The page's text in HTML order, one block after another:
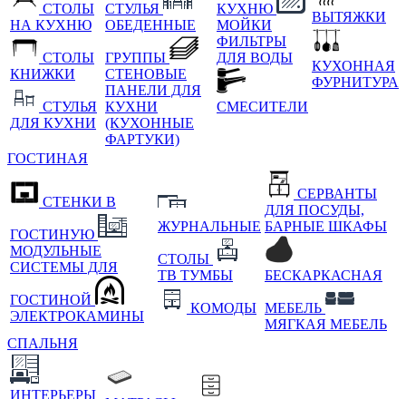
СТОЛЫ
НА КУХНЮ
СТОЛЫ
КНИЖКИ
СТУЛЬЯ
ДЛЯ КУХНИ
СТУЛЬЯ
ОБЕДЕННЫЕ
ГРУППЫ
СТЕНОВЫЕ
ПАНЕЛИ ДЛЯ
КУХНИ
(КУХОННЫЕ
ФАРТУКИ)
КУХНЮ
МОЙКИ
ФИЛЬТРЫ
ДЛЯ ВОДЫ
СМЕСИТЕЛИ
ВЫТЯЖКИ
КУХОННАЯ
ФУРНИТУРА
ГОСТИНАЯ
СТЕНКИ В
ГОСТИНУЮ
МОДУЛЬНЫЕ
СИСТЕМЫ ДЛЯ
ГОСТИНОЙ
ЭЛЕКТРОКАМИНЫ
ЖУРНАЛЬНЫЕ
СТОЛЫ
ТВ ТУМБЫ
КОМОДЫ
СЕРВАНТЫ
ДЛЯ ПОСУДЫ,
БАРНЫЕ ШКАФЫ
БЕСКАРКАСНАЯ
МЕБЕЛЬ
МЯГКАЯ МЕБЕЛЬ
СПАЛЬНЯ
ИНТЕРЬЕРЫ